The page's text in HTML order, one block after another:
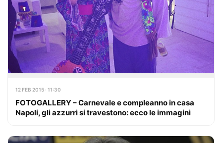
12 FEB 2015 · 11:30
FOTOGALLERY – Carnevale e compleanno in casa
Napoli, gli azzurri si travestono: ecco le immagini